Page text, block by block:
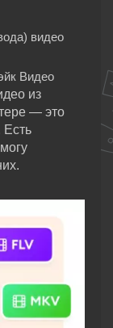
видео
Видео
из
— это
Есть